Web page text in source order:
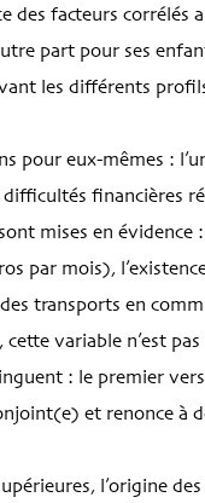
des facteurs corrélés
part pour ses
les différents
pour eux-mêmes :
financières
mises en évidence
par mois),
transports en
variable n’est
: le premier
et renonce à
l’origine